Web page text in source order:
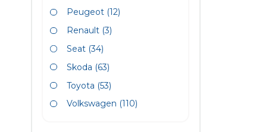
Peugeot (12)
Renault (3)
Seat (34)
Skoda (63)
Toyota (53)
Volkswagen (110)